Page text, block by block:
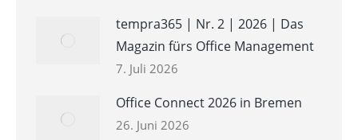
tempra365 | Nr. 2 | 2026 | Das
Magazin fürs Office Management
7. Juli 2026
Office Connect 2026 in Bremen
26. Juni 2026